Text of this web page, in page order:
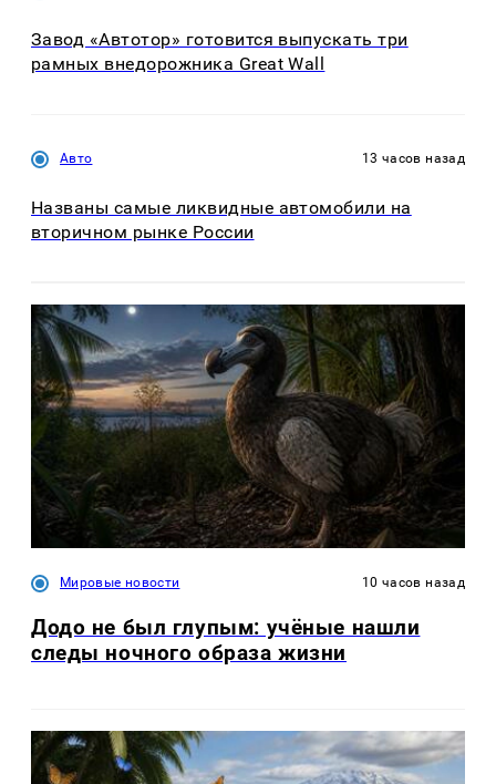
Завод «Автотор» готовится выпускать три
рамных внедорожника Great Wall
Авто 13 часов назад
Названы самые ликвидные автомобили на
вторичном рынке России
Мировые новости 10 часов назад
Додо не был глупым: учёные нашли
следы ночного образа жизни